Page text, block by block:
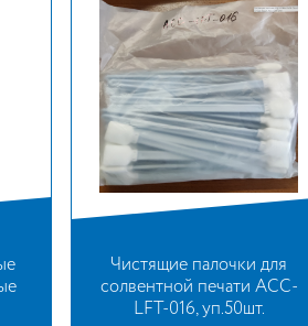
Чистящие палочки для
солвентной печати ACC-
LFT-016, уп.50шт.